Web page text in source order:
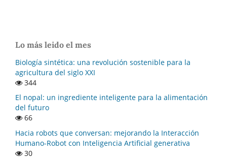
Lo más leido el mes
Biología sintética: una revolución sostenible para la
agricultura del siglo XXI
344
El nopal: un ingrediente inteligente para la alimentación
del futuro
66
Hacia robots que conversan: mejorando la Interacción
Humano-Robot con Inteligencia Artificial generativa
30